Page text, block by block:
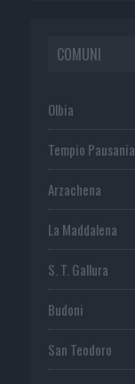
COMUNI
Olbia
Tempio Pausania
Arzachena
La Maddalena
S. T. Gallura
Budoni
San Teodoro